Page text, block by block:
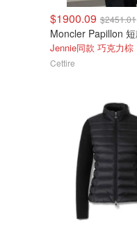
$1900.09 $2451.01
Jennie同款 巧克力棕
Cettire